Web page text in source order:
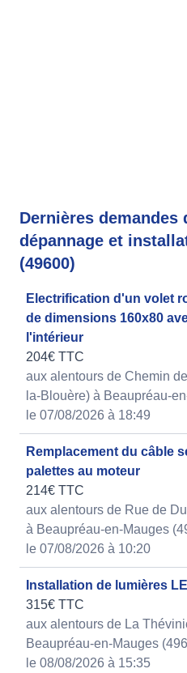
Dernières demandes
dépannage et
(49600)
Electrification d'un volet
de dimensions 160x80
l'intérieur
204€ TTC
aux alentours de Chemin
la-Blouère) à Beaupréau-
le 07/08/2026 à 18:49
Remplacement du câble
palettes au moteur
214€ TTC
aux alentours de Rue de
à Beaupréau-en-Mauges
le 07/08/2026 à 10:20
Installation de lumières
315€ TTC
aux alentours de La
Beaupréau-en-Mauges
le 08/08/2026 à 15:35